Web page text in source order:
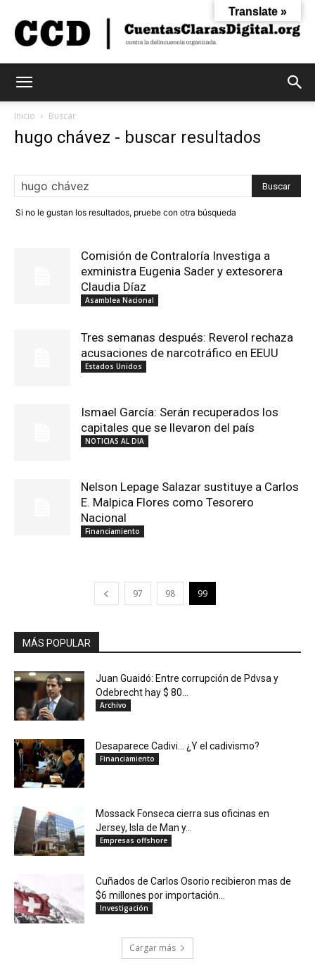
Inicio Buscar
hugo chávez - buscar resultados
Si no le gustan los resultados, pruebe con otra búsqueda
Comisión de Contraloría Investiga a
exministra Eugenia Sader y extesorera
Claudia Díaz
Asamblea Nacional
Tres semanas después: Reverol rechaza
acusaciones de narcotráfico en EEUU
Estados Unidos
Ismael García: Serán recuperados los
capitales que se llevaron del país
NOTICIAS AL DIA
Nelson Lepage Salazar sustituye a Carlos
E. Malpica Flores como Tesorero
Nacional
Financiamiento
97 98 99
MÁS POPULAR
Juan Guaidó: Entre corrupción de Pdvsa y
Odebrecht hay $ 80...
Archivo
Desaparece Cadivi… ¿Y el cadivismo?
Financiamiento
Mossack Fonseca cierra sus oficinas en
Jersey, Isla de Man y...
Empresas offshore
Cuñados de Carlos Osorio recibieron mas de
$6 millones por importación...
Investigación
Cargar más
Translate »